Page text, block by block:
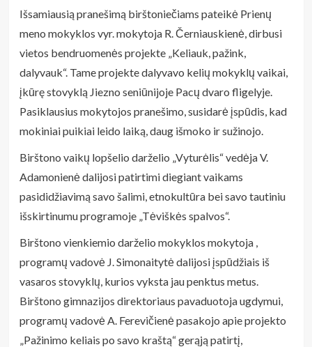
Išsamiausią pranešimą birštoniečiams pateikė Prienų
meno mokyklos vyr. mokytoja R. Černiauskienė, dirbusi
vietos bendruomenės projekte „Keliauk, pažink,
dalyvauk“. Tame projekte dalyvavo kelių mokyklų vaikai,
įkūrę stovyklą Jiezno seniūnijoje Pacų dvaro fligelyje.
Pasiklausius mokytojos pranešimo, susidarė įspūdis, kad
mokiniai puikiai leido laiką, daug išmoko ir sužinojo.
Birštono vaikų lopšelio darželio „Vyturėlis“ vedėja V.
Adamonienė dalijosi patirtimi diegiant vaikams
pasididžiavimą savo šalimi, etnokultūra bei savo tautiniu
išskirtinumu programoje „Tėviškės spalvos“.
Birštono vienkiemio darželio mokyklos mokytoja ,
programų vadovė J. Simonaitytė dalijosi įspūdžiais iš
vasaros stovyklų, kurios vyksta jau penktus metus.
Birštono gimnazijos direktoriaus pavaduotoja ugdymui,
programų vadovė A. Ferevičienė pasakojo apie projekto
„Pažinimo keliais po savo kraštą“ gerąją patirtį,